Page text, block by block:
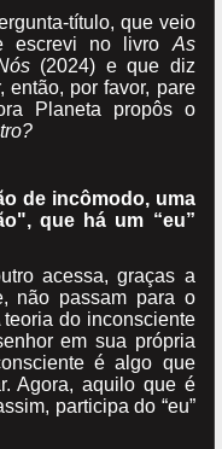
título, que veio
escrevi no livro As
(2024) e que diz
então, por favor, pare
Planeta propôs o
de incômodo, uma
que há um “eu”
acessa, graças a
não passam para o
do inconsciente
em sua própria
é algo que
Agora, aquilo que é
participa do “eu”